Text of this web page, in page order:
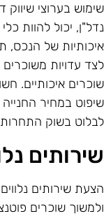
בערוצי שיווק
יכול להוות
של הנכס,
עדויות משוכרים
איכותיים.
במחיר החנייה
בשוק
שירותים
שוכרים